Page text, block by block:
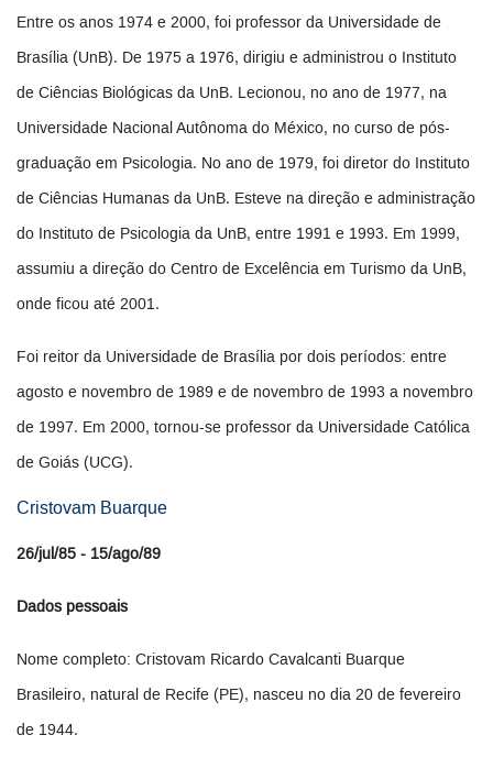
Entre os anos 1974 e 2000, foi professor da Universidade de
Brasília (UnB). De 1975 a 1976, dirigiu e administrou o Instituto
de Ciências Biológicas da UnB. Lecionou, no ano de 1977, na
Universidade Nacional Autônoma do México, no curso de pós-
graduação em Psicologia. No ano de 1979, foi diretor do Instituto
de Ciências Humanas da UnB. Esteve na direção e administração
do Instituto de Psicologia da UnB, entre 1991 e 1993. Em 1999,
assumiu a direção do Centro de Excelência em Turismo da UnB,
onde ficou até 2001.
Foi reitor da Universidade de Brasília por dois períodos: entre
agosto e novembro de 1989 e de novembro de 1993 a novembro
de 1997. Em 2000, tornou-se professor da Universidade Católica
de Goiás (UCG).
Cristovam Buarque
26/jul/85 - 15/ago/89
Dados pessoais
Nome completo: Cristovam Ricardo Cavalcanti Buarque
Brasileiro, natural de Recife (PE), nasceu no dia 20 de fevereiro
de 1944.